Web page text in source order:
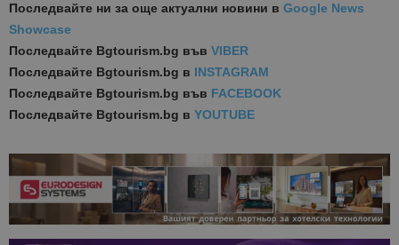
Последвайте ни за още актуални новини в Google News
Showcase
Последвайте Bgtourism.bg във VIBER
Последвайте Bgtourism.bg в INSTAGRAM
Последвайте Bgtourism.bg във FACEBOOK
Последвайте Bgtourism.bg в YOUTUBE